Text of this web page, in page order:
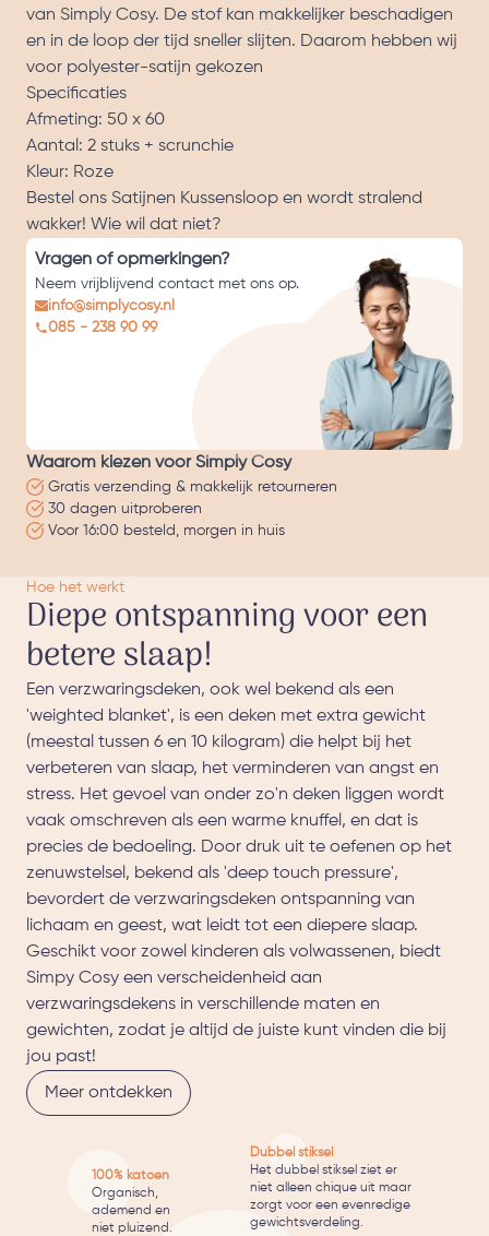
van Simply Cosy. De stof kan makkelijker beschadigen
en in de loop der tijd sneller slijten. Daarom hebben wij
voor polyester-satijn gekozen
Specificaties
Afmeting: 50 x 60
Aantal: 2 stuks + scrunchie
Kleur: Roze
Bestel ons Satijnen Kussensloop en wordt stralend
wakker! Wie wil dat niet?
Vragen of opmerkingen?
Neem vrijblijvend contact met ons op.
info@simplycosy.nl
085 - 238 90 99
Waarom kiezen voor Simply Cosy
Gratis verzending & makkelijk retourneren
30 dagen uitproberen
Voor 16:00 besteld, morgen in huis
Hoe het werkt
Diepe ontspanning voor een
betere slaap!
Een verzwaringsdeken, ook wel bekend als een
'weighted blanket', is een deken met extra gewicht
(meestal tussen 6 en 10 kilogram) die helpt bij het
verbeteren van slaap, het verminderen van angst en
stress. Het gevoel van onder zo'n deken liggen wordt
vaak omschreven als een warme knuffel, en dat is
precies de bedoeling. Door druk uit te oefenen op het
zenuwstelsel, bekend als 'deep touch pressure',
bevordert de verzwaringsdeken ontspanning van
lichaam en geest, wat leidt tot een diepere slaap.
Geschikt voor zowel kinderen als volwassenen, biedt
Simpy Cosy een verscheidenheid aan
verzwaringsdekens in verschillende maten en
gewichten, zodat je altijd de juiste kunt vinden die bij
jou past!
Meer ontdekken
100% katoen
Organisch,
ademend en
niet pluizend.
Dubbel stiksel
Het dubbel stiksel ziet er
niet alleen chique uit maar
zorgt voor een evenredige
gewichtsverdeling.